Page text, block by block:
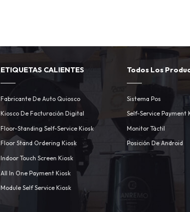
ETIQUETAS CALIENTES
Fabricante De Auto Quiosco
Kiosco De Facturación Digital
Floor-Standing Self-Service Kiosk
Floor Stand Ordering Kiosk
Indoor Touch Screen Kiosk
All In One Payment Kiosk
Module Self Service Kiosk
Todos Los
Sistema Pos
Self-Service Payment
Monitor Táctil
Posición De Android